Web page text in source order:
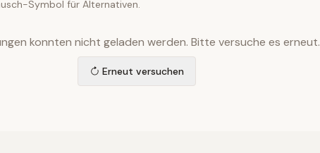
Symbol für Alternativen.
konnten nicht geladen werden. Bitte versuche es erneut.
Erneut versuchen